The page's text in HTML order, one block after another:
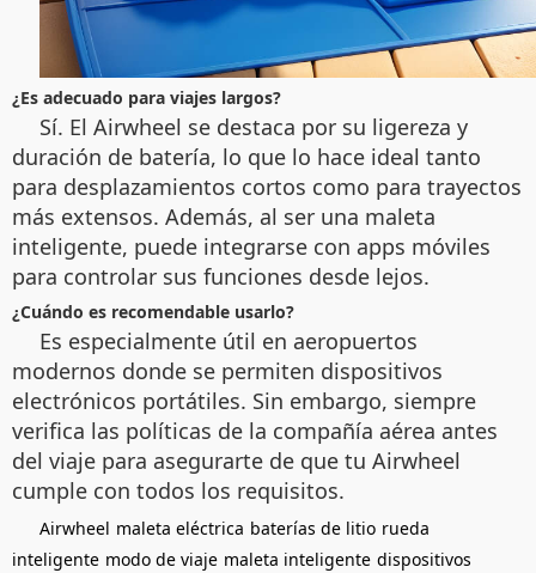
¿Es adecuado para viajes largos?
Sí. El Airwheel se destaca por su ligereza y
duración de batería, lo que lo hace ideal tanto
para desplazamientos cortos como para trayectos
más extensos. Además, al ser una maleta
inteligente, puede integrarse con apps móviles
para controlar sus funciones desde lejos.
¿Cuándo es recomendable usarlo?
Es especialmente útil en aeropuertos
modernos donde se permiten dispositivos
electrónicos portátiles. Sin embargo, siempre
verifica las políticas de la compañía aérea antes
del viaje para asegurarte de que tu Airwheel
cumple con todos los requisitos.
Airwheel maleta eléctrica baterías de litio rueda
inteligente modo de viaje maleta inteligente dispositivos